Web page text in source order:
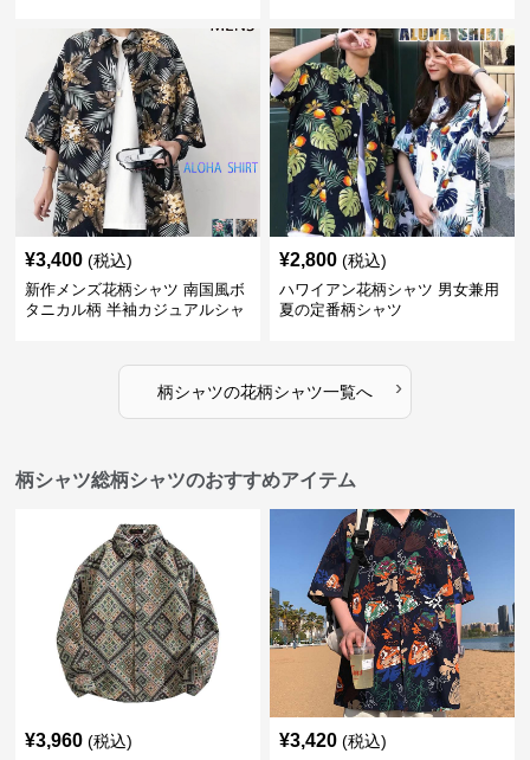
¥3,400 (税込)
新作メンズ花柄シャツ 南国風ボ
タニカル柄 半袖カジュアルシャ
¥2,800 (税込)
ハワイアン花柄シャツ 男女兼用
夏の定番柄シャツ
柄シャツの花柄シャツ一覧へ ›
柄シャツ総柄シャツのおすすめアイテム
¥3,960 (税込) ¥3,420 (税込)